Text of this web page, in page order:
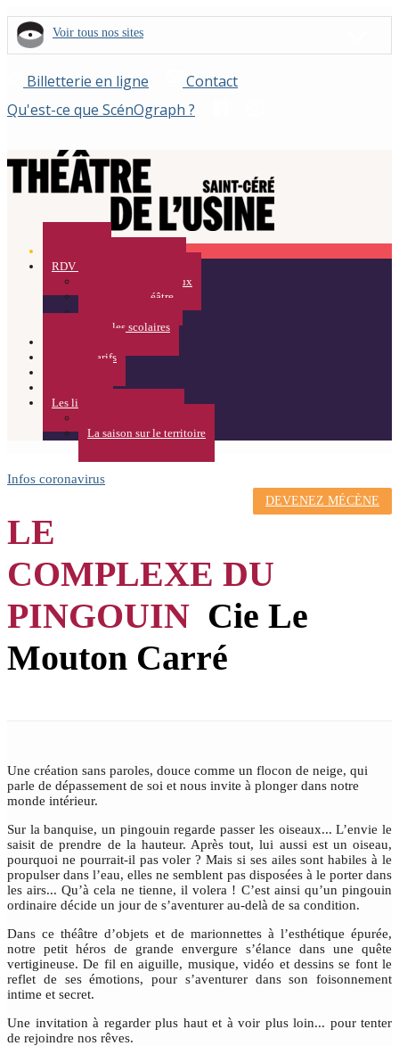
Voir tous nos sites
Billetterie en ligne
Contact
Qu'est-ce que ScénOgraph ?
RDV Curieux / Médiation
Rendez-vous Curieux
Visites du Théâtre
Pour les scolaires
Infos et Tarifs
Les lieux
La saison sur le territoire
Infos coronavirus
DEVENEZ MÉCÈNE
LE
COMPLEXE DU
PINGOUIN Cie Le
Mouton Carré
Une création sans paroles, douce comme un flocon de neige, qui
parle de dépassement de soi et nous invite à plonger dans notre
monde intérieur.
Sur la banquise, un pingouin regarde passer les oiseaux... L’envie le
saisit de prendre de la hauteur. Après tout, lui aussi est un oiseau,
pourquoi ne pourrait-il pas voler ? Mais si ses ailes sont habiles à le
propulser dans l’eau, elles ne semblent pas disposées à le porter dans
les airs... Qu’à cela ne tienne, il volera ! C’est ainsi qu’un pingouin
ordinaire décide un jour de s’aventurer au-delà de sa condition.
Dans ce théâtre d’objets et de marionnettes à l’esthétique épurée,
notre petit héros de grande envergure s’élance dans une quête
vertigineuse. De fil en aiguille, musique, vidéo et dessins se font le
reflet de ses émotions, pour s’aventurer dans son foisonnement
intime et secret.
Une invitation à regarder plus haut et à voir plus loin... pour tenter
de rejoindre nos rêves.